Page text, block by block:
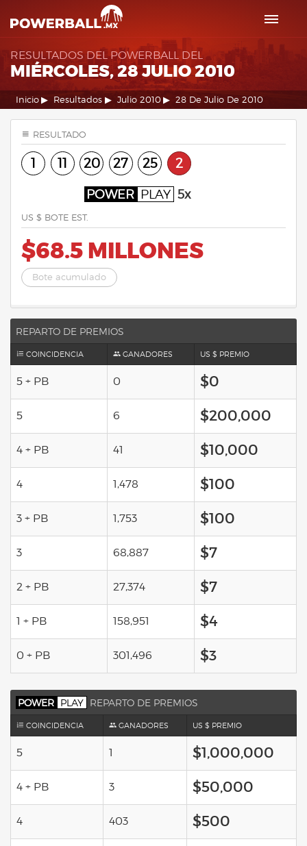
RESULTADOS DEL POWERBALL DEL
MIÉRCOLES, 28 JULIO 2010
Inicio Resultados Julio 2010 28 De Julio De 2010
RESULTADO
1 11 20 27 25 2
POWER PLAY 5x
US $ BOTE EST.
$68.5 MILLONES
Bote acumulado
REPARTO DE PREMIOS
COINCIDENCIA GANADORES US $ PREMIO
5 + PB 0 $0
5 6 $200,000
4 + PB 41 $10,000
4 1,478 $100
3 + PB 1,753 $100
3 68,887 $7
2 + PB 27,374 $7
1 + PB 158,951 $4
0 + PB 301,496 $3
POWER PLAY REPARTO DE PREMIOS
COINCIDENCIA GANADORES US $ PREMIO
5 1 $1,000,000
4 + PB 3 $50,000
4 403 $500